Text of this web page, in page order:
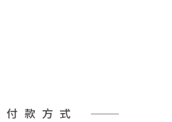
付款方式